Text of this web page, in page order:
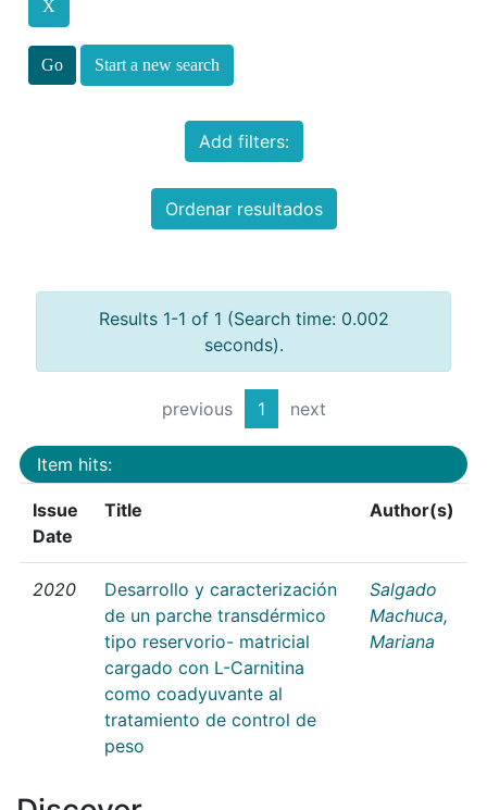
Start a new search
Add filters:
Ordenar resultados
Results 1-1 of 1 (Search time: 0.002
seconds).
previous 1 next
Item hits:
Issue
Date
Title Author(s)
2020
Desarrollo y caracterización
de un parche transdérmico
tipo reservorio- matricial
cargado con L-Carnitina
como coadyuvante al
tratamiento de control de
peso
Salgado
Machuca,
Mariana